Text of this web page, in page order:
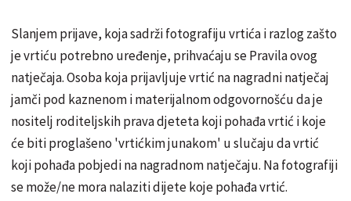
Slanjem prijave, koja sadrži fotografiju vrtića i razlog zašto
je vrtiću potrebno uređenje, prihvaćaju se Pravila ovog
natječaja. Osoba koja prijavljuje vrtić na nagradni natječaj
jamči pod kaznenom i materijalnom odgovornošću da je
nositelj roditeljskih prava djeteta koji pohađa vrtić i koje
će biti proglašeno 'vrtićkim junakom' u slučaju da vrtić
koji pohađa pobjedi na nagradnom natječaju. Na fotografiji
se može/ne mora nalaziti dijete koje pohađa vrtić.